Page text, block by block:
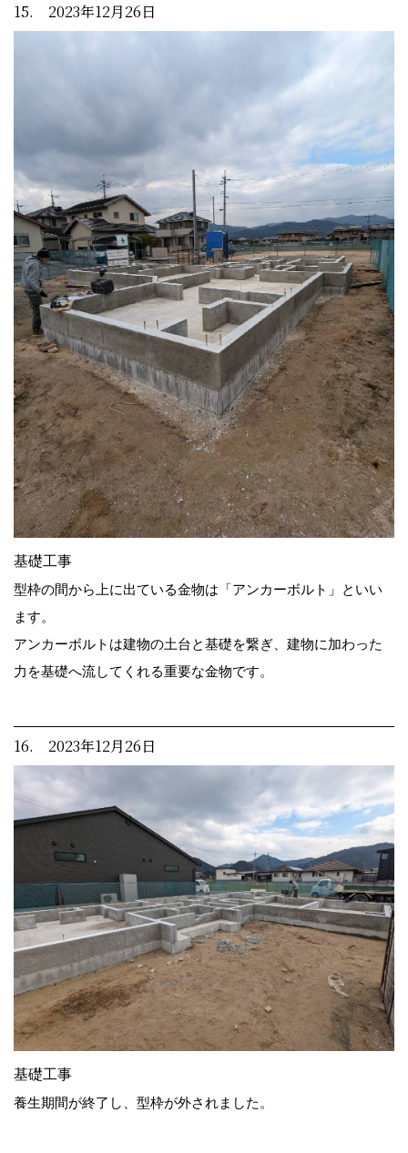
15. 2023年12月26日
基礎工事
型枠の間から上に出ている金物は「アンカーボルト」といい
ます。
アンカーボルトは建物の土台と基礎を繋ぎ、建物に加わった
力を基礎へ流してくれる重要な金物です。
16. 2023年12月26日
基礎工事
養生期間が終了し、型枠が外されました。